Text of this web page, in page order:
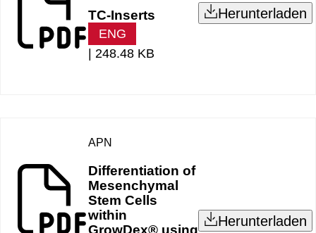
TC-Inserts
ENG
| 248.48 KB
Herunterladen
APN
Differentiation of
Mesenchymal
Stem Cells
within
GrowDex® using
Herunterladen